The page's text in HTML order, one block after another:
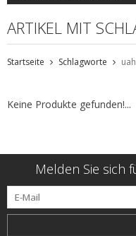
ARTIKEL MIT
Startseite Schlagworte uah
Keine Produkte gefunden!...
Melden Sie sich